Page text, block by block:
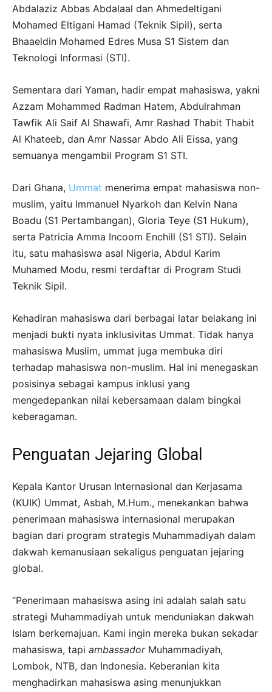
Abdalaziz Abbas Abdalaal dan Ahmedeltigani
Mohamed Eltigani Hamad (Teknik Sipil), serta
Bhaaeldin Mohamed Edres Musa S1 Sistem dan
Teknologi Informasi (STI).
Sementara dari Yaman, hadir empat mahasiswa, yakni
Azzam Mohammed Radman Hatem, Abdulrahman
Tawfik Ali Saif Al Shawafi, Amr Rashad Thabit Thabit
Al Khateeb, dan Amr Nassar Abdo Ali Eissa, yang
semuanya mengambil Program S1 STI.
Dari Ghana, Ummat menerima empat mahasiswa non-
muslim, yaitu Immanuel Nyarkoh dan Kelvin Nana
Boadu (S1 Pertambangan), Gloria Teye (S1 Hukum),
serta Patricia Amma Incoom Enchill (S1 STI). Selain
itu, satu mahasiswa asal Nigeria, Abdul Karim
Muhamed Modu, resmi terdaftar di Program Studi
Teknik Sipil.
Kehadiran mahasiswa dari berbagai latar belakang ini
menjadi bukti nyata inklusivitas Ummat. Tidak hanya
mahasiswa Muslim, ummat juga membuka diri
terhadap mahasiswa non-muslim. Hal ini menegaskan
posisinya sebagai kampus inklusi yang
mengedepankan nilai kebersamaan dalam bingkai
keberagaman.
Penguatan Jejaring Global
Kepala Kantor Urusan Internasional dan Kerjasama
(KUIK) Ummat, Asbah, M.Hum., menekankan bahwa
penerimaan mahasiswa internasional merupakan
bagian dari program strategis Muhammadiyah dalam
dakwah kemanusiaan sekaligus penguatan jejaring
global.
“Penerimaan mahasiswa asing ini adalah salah satu
strategi Muhammadiyah untuk menduniakan dakwah
Islam berkemajuan. Kami ingin mereka bukan sekadar
mahasiswa, tapi ambassadorMuhammadiyah,
Lombok, NTB, dan Indonesia. Keberanian kita
menghadirkan mahasiswa asing menunjukkan